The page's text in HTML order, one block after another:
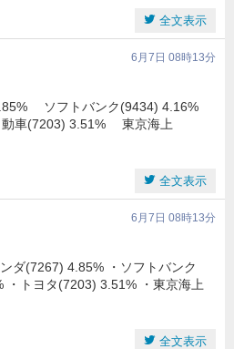
全文表示
6月7日 08時13分
ソフトバンク(9434) 4.16%
車(7203) 3.51% 東京海上
全文表示
6月7日 08時13分
ダ(7267) 4.85% ・ソフトバンク
トヨタ(7203) 3.51% ・東京海上
全文表示